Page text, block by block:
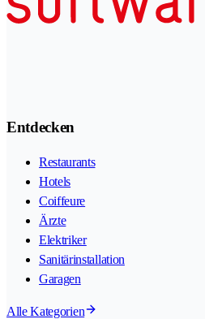
Entdecken
Restaurants
Hotels
Coiffeure
Ärzte
Elektriker
Sanitärinstallation
Garagen
Alle Kategorien